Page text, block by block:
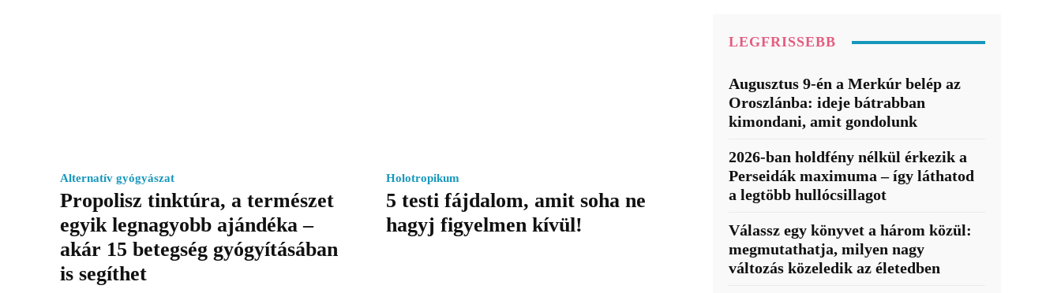
Alternatív gyógyászat
Propolisz tinktúra, a természet
egyik legnagyobb ajándéka –
akár 15 betegség gyógyításában
is segíthet
Holotropikum
5 testi fájdalom, amit soha ne
hagyj figyelmen kívül!
LEGFRISSEBB
Augusztus 9-én a Merkúr belép az
Oroszlánba: ideje bátrabban
kimondani, amit gondolunk
2026-ban holdfény nélkül érkezik a
Perseidák maximuma – így láthatod
a legtöbb hullócsillagot
Válassz egy könyvet a három közül:
megmutathatja, milyen nagy
változás közeledik az életedben